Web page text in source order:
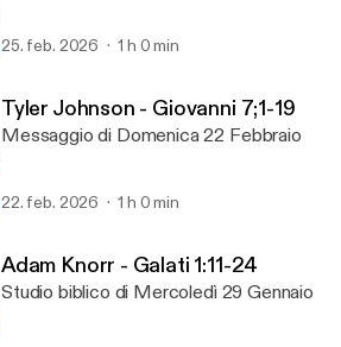
25. feb. 2026 1 h 0 min
Tyler Johnson - Giovanni 7;1-19
Messaggio di Domenica 22 Febbraio
22. feb. 2026 1 h 0 min
Adam Knorr - Galati 1:11-24
Studio biblico di Mercoledì 29 Gennaio